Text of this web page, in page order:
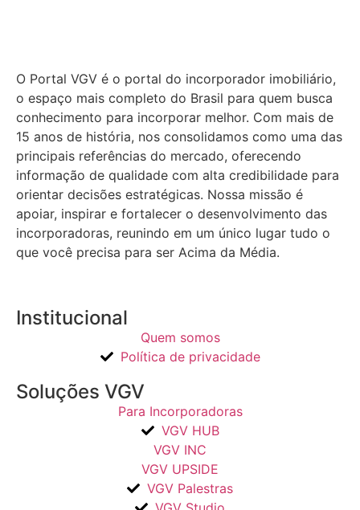
O Portal VGV é o portal do incorporador imobiliário,
o espaço mais completo do Brasil para quem busca
conhecimento para incorporar melhor. Com mais de
15 anos de história, nos consolidamos como uma das
principais referências do mercado, oferecendo
informação de qualidade com alta credibilidade para
orientar decisões estratégicas. Nossa missão é
apoiar, inspirar e fortalecer o desenvolvimento das
incorporadoras, reunindo em um único lugar tudo o
que você precisa para ser Acima da Média.
Institucional
Quem somos
Política de privacidade
Soluções VGV
Para Incorporadoras
VGV HUB
VGV INC
VGV UPSIDE
VGV Palestras